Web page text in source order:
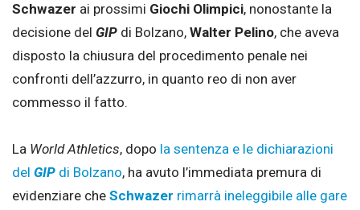
Schwazer ai prossimi Giochi Olimpici, nonostante la
decisione del GIP di Bolzano, Walter Pelino, che aveva
disposto la chiusura del procedimento penale nei
confronti dell’azzurro, in quanto reo di non aver
commesso il fatto.
La World Athletics, dopo la sentenza e le dichiarazioni
del GIP di Bolzano, ha avuto l’immediata premura di
evidenziare che Schwazer rimarrà ineleggibile alle gare